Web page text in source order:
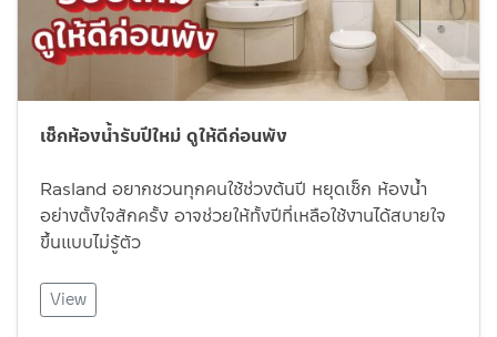
เช็กห้องน้ำรับปีใหม่ ดูให้ดีก่อนพัง
Rasland อยากชวนทุกคนใช้ช่วงต้นปี หยุดเช็ก ห้องน้ำ
อย่างตั้งใจสักครั้ง อาจช่วยให้ทั้งปีที่เหลือใช้งานได้สบายใจ
ขึ้นแบบไม่รู้ตัว
View